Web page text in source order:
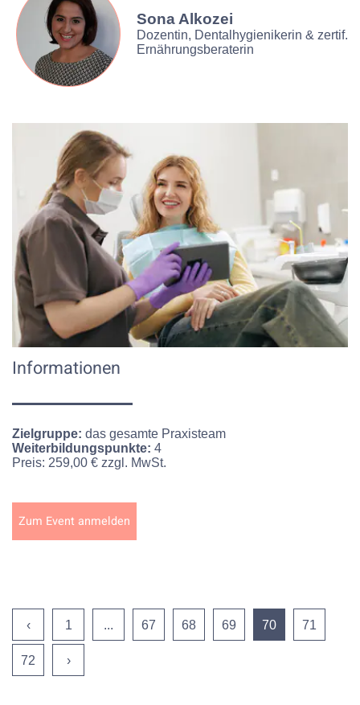
Sona Alkozei
Dozentin, Dentalhygienikerin & zertif.
Ernährungsberaterin
Informationen
Zielgruppe: das gesamte Praxisteam
Weiterbildungspunkte: 4
Preis: 259,00 € zzgl. MwSt.
Zum Event anmelden
‹ 1 ... 67 68 69 70 71
72 ›